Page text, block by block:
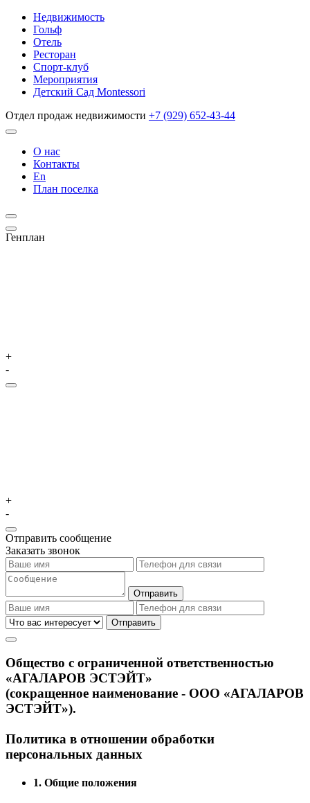
Недвижимость
Гольф
Отель
Ресторан
Спорт-клуб
Мероприятия
Детский Сад Montessori
Отдел продаж недвижимости +7 (929) 652-43-44
О нас
Контакты
En
План поселка
Генплан
+
-
+
-
Отправить сообщение
Заказать звонок
Общество с ограниченной ответственностью
«АГАЛАРОВ ЭСТЭЙТ»
(сокращенное наименование - ООО «АГАЛАРОВ
ЭСТЭЙТ»).
Политика в отношении обработки
персональных данных
1. Общие положения